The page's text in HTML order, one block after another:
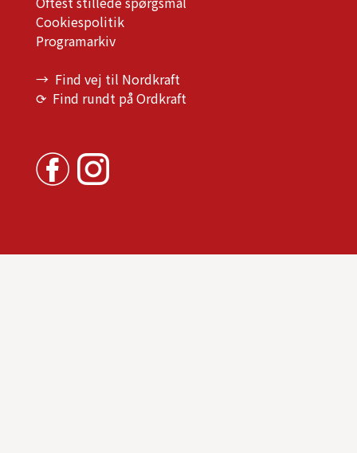
Cookiespolitik
Programarkiv
→ Find vej til Nordkraft
⟳ Find rundt på Ordkraft